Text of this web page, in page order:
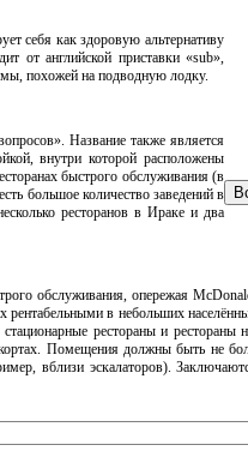
себя как здоровую альтернативу
от английской приставки «sub»,
похожей на подводную лодку.
Название также является
внутри которой расположены
быстрого обслуживания (в
большое количество заведений в
ресторанов в Ираке и два
обслуживания, опережая
в небольших
рестораны и
Помещения должны быть не
вблизи эскалаторов).